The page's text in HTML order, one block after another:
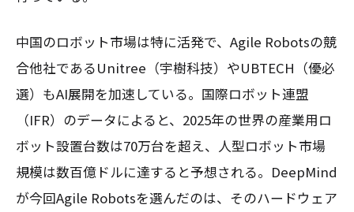
中国のロボット市場は特に活発で、Agile Robotsの競
合他社であるUnitree（宇樹科技）やUBTECH（優必
選）もAI展開を加速している。国際ロボット連盟
（IFR）のデータによると、2025年の世界の産業用ロ
ボット設置台数は70万台を超え、人型ロボット市場
規模は数百億ドルに達すると予想される。DeepMind
が今回Agile Robotsを選んだのは、そのハードウェア